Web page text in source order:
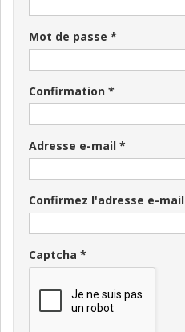
Mot de passe *
Confirmation *
Adresse e-mail *
Confirmez l'adresse e-mail
Captcha *